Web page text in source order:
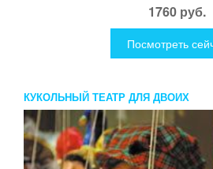
1760 руб.
Посмотреть
КУКОЛЬНЫЙ ТЕАТР ДЛЯ ДВОИХ